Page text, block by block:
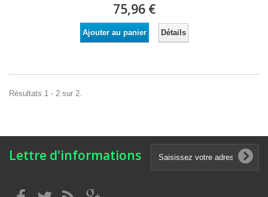
75,96 €
Ajouter au panier Détails
Résultats 1 - 2 sur 2.
Lettre d'informations